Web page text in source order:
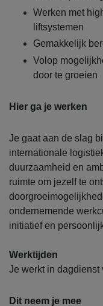
Werken met
liftsystemen
Gemakkelijk
Volop
door te groeien
Hier ga je werken
Je gaat aan de slag
internationale
duurzaamheid en
ruimte om jezelf te
ondernemende
initiatief en
Werktijden
Je werkt in dagdienst
Dit neem je mee